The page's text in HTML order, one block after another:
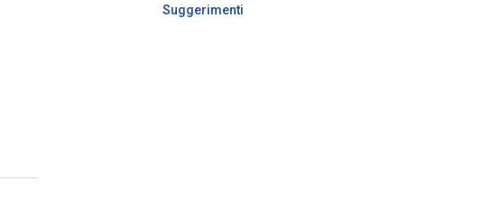
Suggerimenti